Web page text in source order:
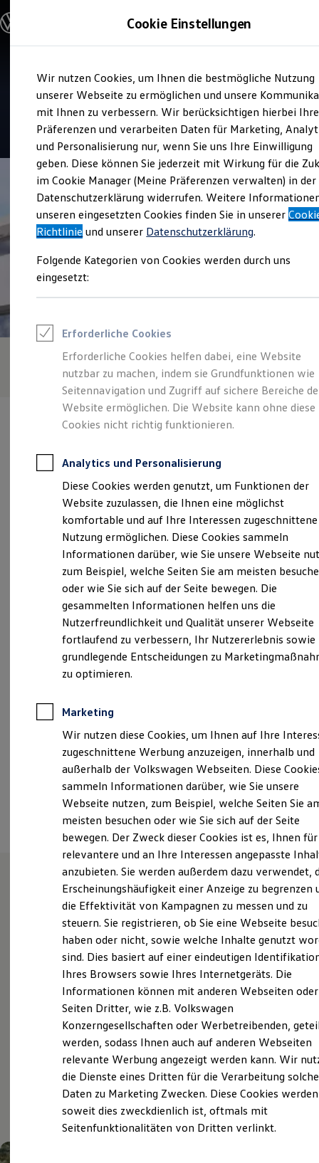
Hauptinhalt
springen
Footer
springen
Modelle & Konfigurator
Nutzfahrzeugkategorien entdecken
Modelle konfigurieren
Vorgängermodelle und Oldtimer
Vorgängermodelle
Oldtimer
Bulli Historie
Branchenlösungen & Gewerbekunden
Umbaulösungen und Hersteller finden
Auf- und Umbauten entdecken & konfigurieren
Groß- und Sonderkunden
Großkunden
Kommunen & Behörden
Journalisten
Sportvereine
Branchenlösungen
Gewerbliche Personenbeförderung
Service & mobile Werkstätten
Kühlfahrzeuge
ONE Business ID Vorteile
Fahrzeugsuche & Marktplatz
Fahrzeugsuche
Fahrzeuge online kaufen
Digitaler Marktplatz
Kauf & Finanzierung
Online-Fahrzeugbewertung
Aktionen & Angebote
Für Gewerbekunden
Profi Paket
TopDeal
Gebrauchtwagen
ProfiPartner für Gebrauchtwagen
Zertifizierte Gebrauchtwagen
Finanzierung
Für Privatkunden
Für Gewerbekunden
Leasing
Für Privatkunden
Für Gewerbekunden
Versicherungen & Garantien
Garantien
Kfz-Versicherung für Nutzfahrzeuge
Restschuldversicherung
Wartungsverträge
Besitzer & Service
Sommer-Special
Reparatur, Pflege & Inspektion
Servicetermin anfragen
Service-Vorteile bei Volkswagen Nutzfahrzeuge
Economy Service
Räder & Reifen Service
Ersatzfahrzeuge
Notdienst und Pannenhilfe
Software, Konnektivität & Apps
California App
VW Connect für Ihren ID. Buzz
VW Connect für Ihren Transporter/Caravelle
VW Connect für Ihren Amarok
VW Connect für andere Modelle
Connect Pro
Fleet Interface Data
Multistop Pathfinder
Übersicht Software Updates
Hilfreiches für Besitzer
Fahrerassistenz- und Sicherheitssysteme
Kontrollleuchten
Kurzfahrprofile und Ölverdünnung
Batterieverordnung
XTL-Dieselkraftstoff
Ersatzteile und Betriebsflüssigkeiten
Original Zubehör und Lifestyle Produkte
myVolkswagen Business
Elektrisch & Autonom
Elektro - & Hybridfahrzeuge
Klimafreundlicher Strom
Service
Autohaus Philipp
4.7| 48 Bewertungen
Verantwortlich für die Inhalte auf dieser Seite ist die Autohaus
Philipp GmbH - Co. KG (Impressum & Rechtliches)
Geißmannsdorfer Straße 38, 01877
Bischofswerda
+49 3594 77600
Montag-Freitag 06:30 -18:00 Uhr
Samstag
08:00-12:00 Uhr
Ansprechpartner
Termin vereinbaren
Unsere Leistungenim
Überblick
Service
Volkswagen Economy
Service
Aktuelle Highlights
und Angebote
Cookie Einstellungen
Wir nutzen Cookies, um Ihnen die bestmögliche Nutzung
unserer Webseite zu ermöglichen und unsere
mit Ihnen zu verbessern. Wir berücksichtigen hierbei Ihre
Präferenzen und verarbeiten Daten für Marketing,
und Personalisierung nur, wenn Sie uns Ihre Einwilligung
geben. Diese können Sie jederzeit mit Wirkung für die
im Cookie Manager (Meine Präferenzen verwalten) in der
Datenschutzerklärung widerrufen. Weitere
unseren eingesetzten Cookies finden Sie in unserer
Richtlinie und unserer Datenschutzerklärung.
Folgende Kategorien von Cookies werden durch uns
eingesetzt:
Erforderliche Cookies
Erforderliche Cookies helfen dabei, eine Website
nutzbar zu machen, indem sie Grundfunktionen wie
Seitennavigation und Zugriff auf sichere Bereiche
Website ermöglichen. Die Website kann ohne diese
Cookies nicht richtig funktionieren.
Analytics und Personalisierung
Diese Cookies werden genutzt, um Funktionen der
Website zuzulassen, die Ihnen eine möglichst
komfortable und auf Ihre Interessen zugeschnittene
Nutzung ermöglichen. Diese Cookies sammeln
Informationen darüber, wie Sie unsere Webseite
zum Beispiel, welche Seiten Sie am meisten
oder wie Sie sich auf der Seite bewegen. Die
gesammelten Informationen helfen uns die
Nutzerfreundlichkeit und Qualität unserer Webseite
fortlaufend zu verbessern, Ihr Nutzererlebnis sowie
grundlegende Entscheidungen zu
zu optimieren.
Marketing
Wir nutzen diese Cookies, um Ihnen auf Ihre
zugeschnittene Werbung anzuzeigen, innerhalb und
außerhalb der Volkswagen Webseiten. Diese
sammeln Informationen darüber, wie Sie unsere
Webseite nutzen, zum Beispiel, welche Seiten Sie
meisten besuchen oder wie Sie sich auf der Seite
bewegen. Der Zweck dieser Cookies ist es, Ihnen für
relevantere und an Ihre Interessen angepasste
anzubieten. Sie werden außerdem dazu verwendet,
Erscheinungshäufigkeit einer Anzeige zu begrenzen
die Effektivität von Kampagnen zu messen und zu
steuern. Sie registrieren, ob Sie eine Webseite
haben oder nicht, sowie welche Inhalte genutzt
sind. Dies basiert auf einer eindeutigen
Ihres Browsers sowie Ihres Internetgeräts. Die
Informationen können mit anderen Webseiten oder
Seiten Dritter, wie z.B. Volkswagen
Konzerngesellschaften oder Werbetreibenden,
werden, sodass Ihnen auch auf anderen Webseiten
relevante Werbung angezeigt werden kann. Wir
die Dienste eines Dritten für die Verarbeitung
Daten zu Marketing Zwecken. Diese Cookies
soweit dies zweckdienlich ist, oftmals mit
Seitenfunktionalitäten von Dritten verlinkt.